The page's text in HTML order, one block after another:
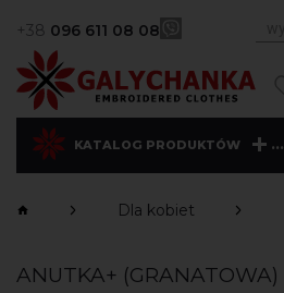
+38 096 611 08 08
KATALOG PRODUKTÓW ...
Dla kobiet
ANUTKA+ (GRANATOWA)